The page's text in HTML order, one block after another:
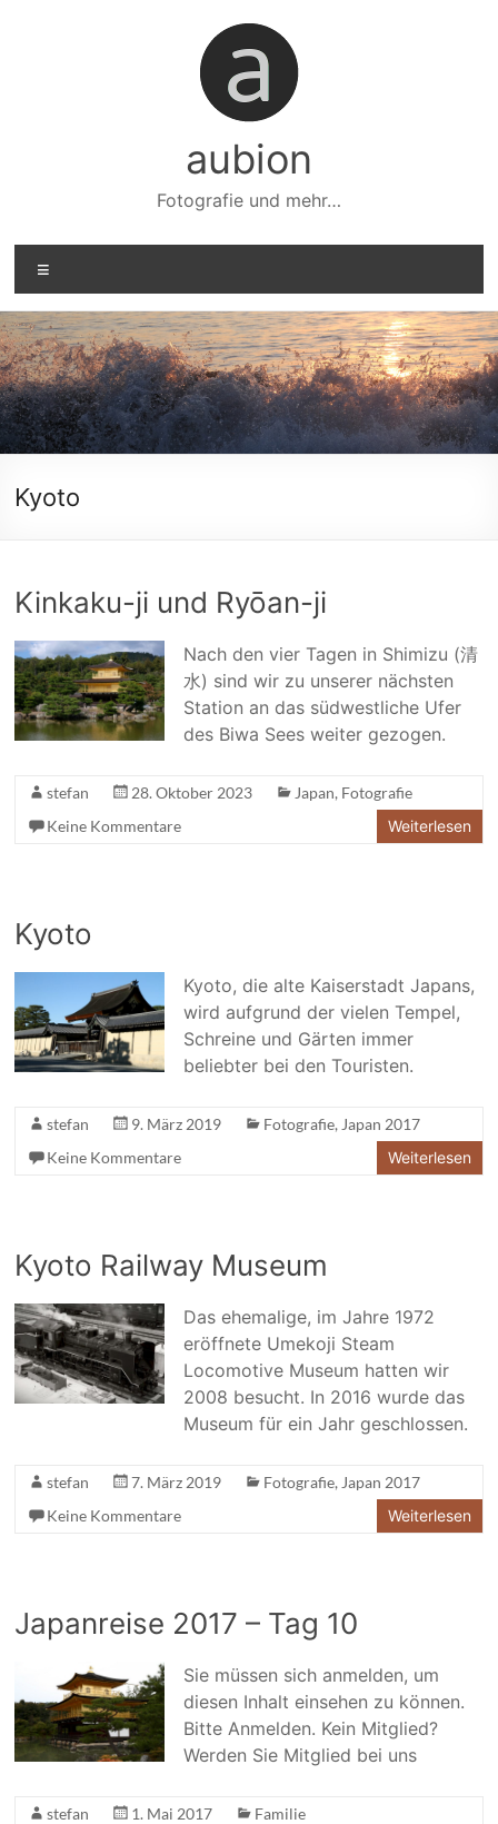
aubion
Fotografie und mehr…
Kyoto
Kinkaku-ji und Ryōan-ji
Nach den vier Tagen in Shimizu (清
水) sind wir zu unserer nächsten
Station an das südwestliche Ufer
des Biwa Sees weiter gezogen.
stefan 28. Oktober 2023 Japan, Fotografie
Keine Kommentare
Weiterlesen
Kyoto
Kyoto, die alte Kaiserstadt Japans,
wird aufgrund der vielen Tempel,
Schreine und Gärten immer
beliebter bei den Touristen.
stefan 9. März 2019 Fotografie, Japan 2017
Keine Kommentare
Weiterlesen
Kyoto Railway Museum
Das ehemalige, im Jahre 1972
eröffnete Umekoji Steam
Locomotive Museum hatten wir
2008 besucht. In 2016 wurde das
Museum für ein Jahr geschlossen.
stefan 7. März 2019 Fotografie, Japan 2017
Keine Kommentare
Weiterlesen
Japanreise 2017 – Tag 10
Sie müssen sich anmelden, um
diesen Inhalt einsehen zu können.
Bitte Anmelden. Kein Mitglied?
Werden Sie Mitglied bei uns
stefan 1. Mai 2017
Familie